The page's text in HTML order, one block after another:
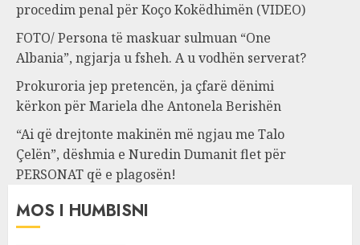
procedim penal për Koço Kokëdhimën (VIDEO)
FOTO/ Persona të maskuar sulmuan “One
Albania”, ngjarja u fsheh. A u vodhën serverat?
Prokuroria jep pretencën, ja çfarë dënimi
kërkon për Mariela dhe Antonela Berishën
“Ai që drejtonte makinën më ngjau me Talo
Çelën”, dëshmia e Nuredin Dumanit flet për
PERSONAT që e plagosën!
MOS I HUMBISNI